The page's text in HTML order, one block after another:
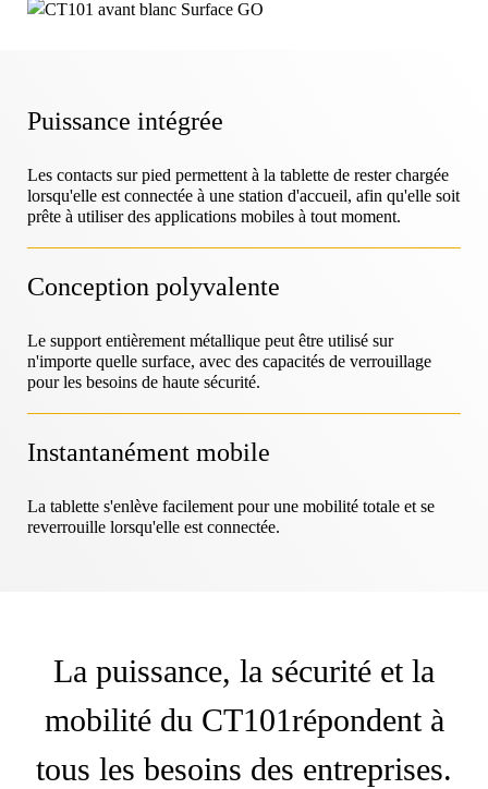
Protection des actifs
Contrôle d'accès
Point de vente
Bricolage et rénovation
Hypermarché et épicerie
Santé et beauté
Articles de sport
Sports et divertissements
EcosystèmeOneKEY
Zips
Accrochage de la sécurité des marchandises
Serrures intelligentes
Point de vente
Supports pour tablettes
Carrières à InVue
Partenaires commerciaux
Nous contacter
Guides d'instruction
Spécifications techniques
Études de cas
Actualités
Puissance intégrée
Les contacts sur pied permettent à la tablette de rester chargée
lorsqu'elle est connectée à une station d'accueil, afin qu'elle soit
prête à utiliser des applications mobiles à tout moment.
Conception polyvalente
Le support entièrement métallique peut être utilisé sur
n'importe quelle surface, avec des capacités de verrouillage
pour les besoins de haute sécurité.
Instantanément mobile
La tablette s'enlève facilement pour une mobilité totale et se
reverrouille lorsqu'elle est connectée.
La puissance, la sécurité et la
mobilité du CT101répondent à
tous les besoins des entreprises.